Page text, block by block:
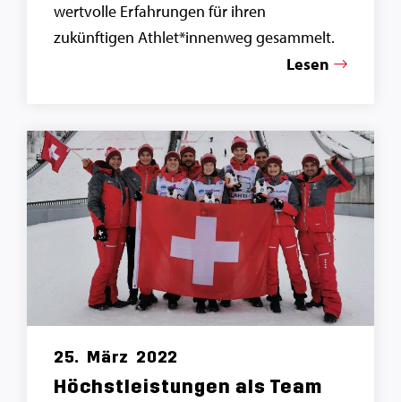
wertvolle Erfahrungen für ihren
zukünftigen Athlet*innenweg gesammelt.
Lesen
25. März 2022
Höchstleistungen als Team